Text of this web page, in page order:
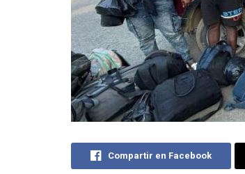
Compartir en Facebook